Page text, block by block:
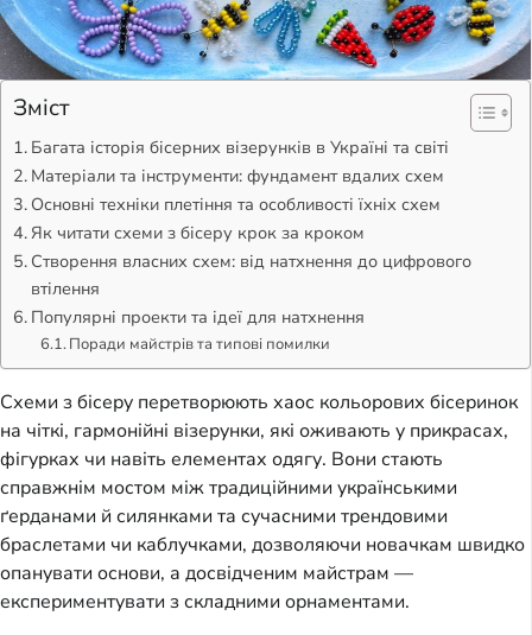
Зміст
Багата історія бісерних візерунків в Україні та світі
Матеріали та інструменти: фундамент вдалих схем
Основні техніки плетіння та особливості їхніх схем
Як читати схеми з бісеру крок за кроком
Створення власних схем: від натхнення до цифрового
втілення
Популярні проекти та ідеї для натхнення
Поради майстрів та типові помилки
Схеми з бісеру перетворюють хаос кольорових бісеринок
на чіткі, гармонійні візерунки, які оживають у прикрасах,
фігурках чи навіть елементах одягу. Вони стають
справжнім мостом між традиційними українськими
ґерданами й силянками та сучасними трендовими
браслетами чи каблучками, дозволяючи новачкам швидко
опанувати основи, а досвідченим майстрам —
експериментувати з складними орнаментами.